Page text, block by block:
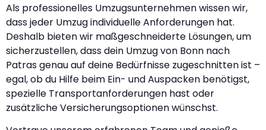
Als professionelles Umzugsunternehmen wissen wir,
dass jeder Umzug individuelle Anforderungen hat.
Deshalb bieten wir maßgeschneiderte Lösungen, um
sicherzustellen, dass dein Umzug von Bonn nach
Patras genau auf deine Bedürfnisse zugeschnitten ist –
egal, ob du Hilfe beim Ein- und Auspacken benötigst,
spezielle Transportanforderungen hast oder
zusätzliche Versicherungsoptionen wünschst.